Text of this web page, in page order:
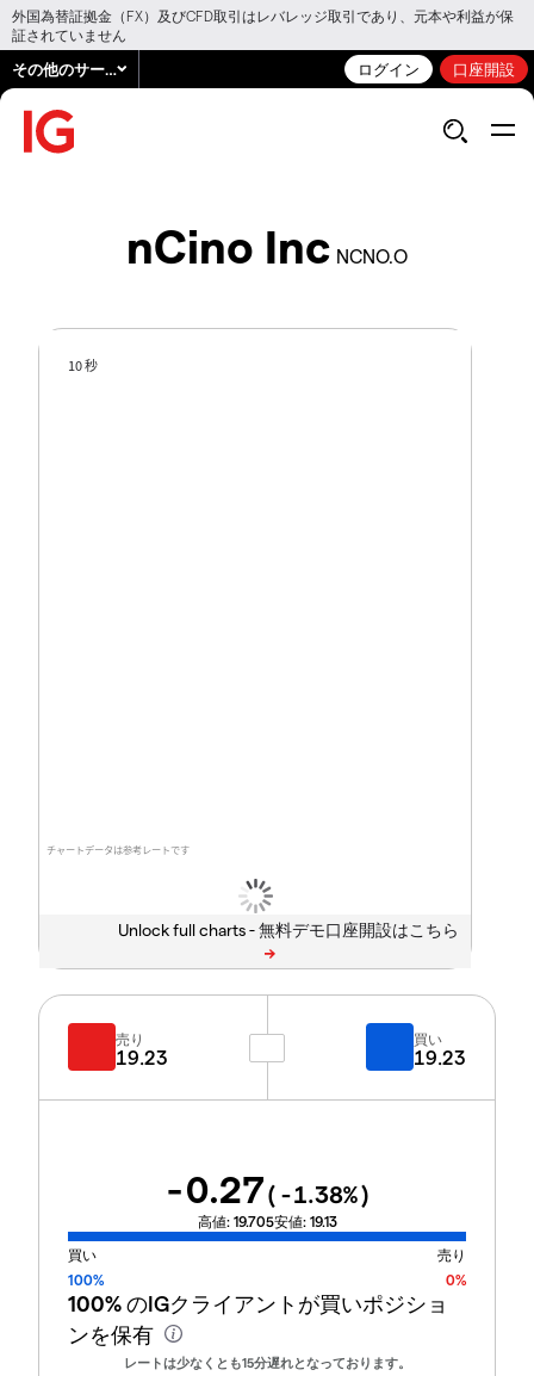
外国為替証拠金（FX）及びCFD取引はレバレッジ取引であり、元本や利益が保
証されていません
その他のサービス ログイン 口座開設
nCino Inc NCNO.O
チャートデータは参考レートです
10 秒
Unlock full charts -
売り
19.23
買い
19.23
-0.27( -1.38%)
高値: 19.705安値: 19.13
買い
売り
100%
0%
100%のIGクライアントが買いポジショ
ンを保有
レートは少なくとも15分遅れとなっております。